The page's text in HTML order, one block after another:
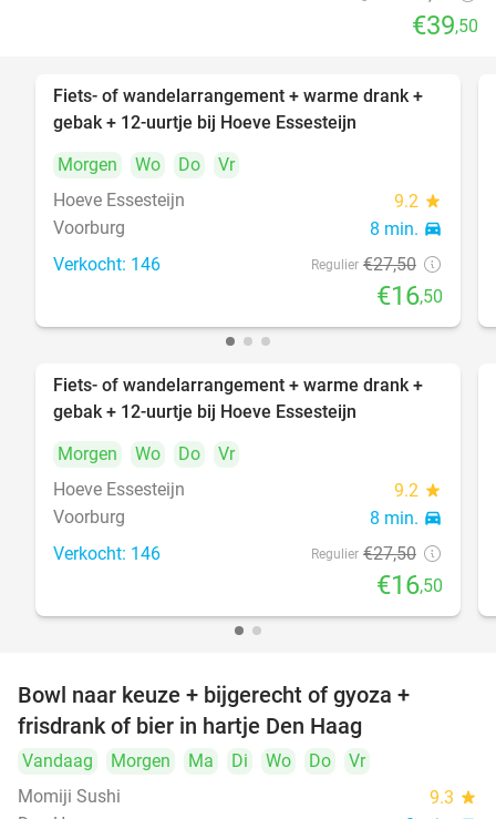
€39,50
40%
Fiets- of wandelarrangement + warme drank +
gebak + 12-uurtje bij Hoeve Essesteijn
Morgen
Wo Do
Vr
Hoeve Essesteijn
9.2 star
Voorburg 8 min. directions_car
Verkocht: 146 Regulier €27,50
€16,50
40%
Fiets- of wandelarrangement + warme drank +
gebak + 12-uurtje bij Hoeve Essesteijn
Morgen
Wo Do
Vr
Hoeve Essesteijn
9.2 star
Voorburg 8 min. directions_car
Verkocht: 146 Regulier €27,50
€16,50
Bowl naar keuze + bijgerecht of gyoza +
frisdrank of bier in hartje Den Haag
Vandaag Morgen Ma Di Wo Do
Vr
Momiji Sushi
9.3 star